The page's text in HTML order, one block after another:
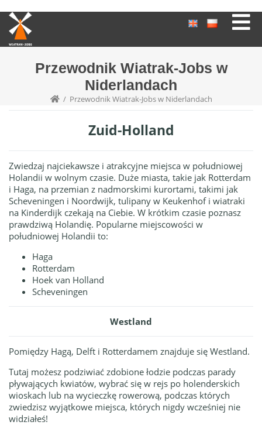
Przewodnik Wiatrak-Jobs w
Niderlandach
/ Przewodnik Wiatrak-Jobs w Niderlandach
Zuid-Holland
Zwiedzaj najciekawsze i atrakcyjne miejsca w południowej
Holandii w wolnym czasie. Duże miasta, takie jak Rotterdam
i Haga, na przemian z nadmorskimi kurortami, takimi jak
Scheveningen i Noordwijk, tulipany w Keukenhof i wiatraki
na Kinderdijk czekają na Ciebie. W krótkim czasie poznasz
prawdziwą Holandię. Popularne miejscowości w
południowej Holandii to:
Haga
Rotterdam
Hoek van Holland
Scheveningen
Westland
Pomiędzy Hagą, Delft i Rotterdamem znajduje się Westland.
Tutaj możesz podziwiać zdobione łodzie podczas parady
pływających kwiatów, wybrać się w rejs po holenderskich
wioskach lub na wycieczkę rowerową, podczas których
zwiedzisz wyjątkowe miejsca, których nigdy wcześniej nie
widziałeś!